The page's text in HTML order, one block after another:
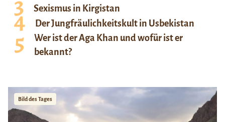
Sexismus in Kirgistan
Der Jungfräulichkeitskult in Usbekistan
Wer ist der Aga Khan und wofür ist er
bekannt?
Bild des Tages